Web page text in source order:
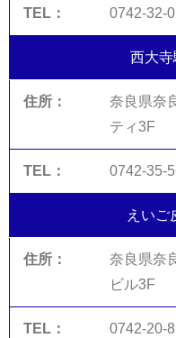
0742-32-
西大
奈良県奈
ティ3F
0742-35-
えいご
奈良県奈
ビル3F
0742-20-